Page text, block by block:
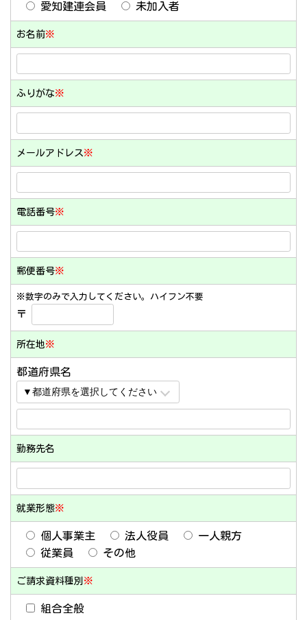
愛知建連会員 未加入者
お名前※
ふりがな※
メールアドレス ※
電話番号※
郵便番号※
※数字のみで入力してください。ハイフン不要
〒
所在地※
都道府県名
勤務先名
就業形態※
個人事業主 法人役員
一人親方
従業員
その他
ご請求資料種別 ※
組合全般